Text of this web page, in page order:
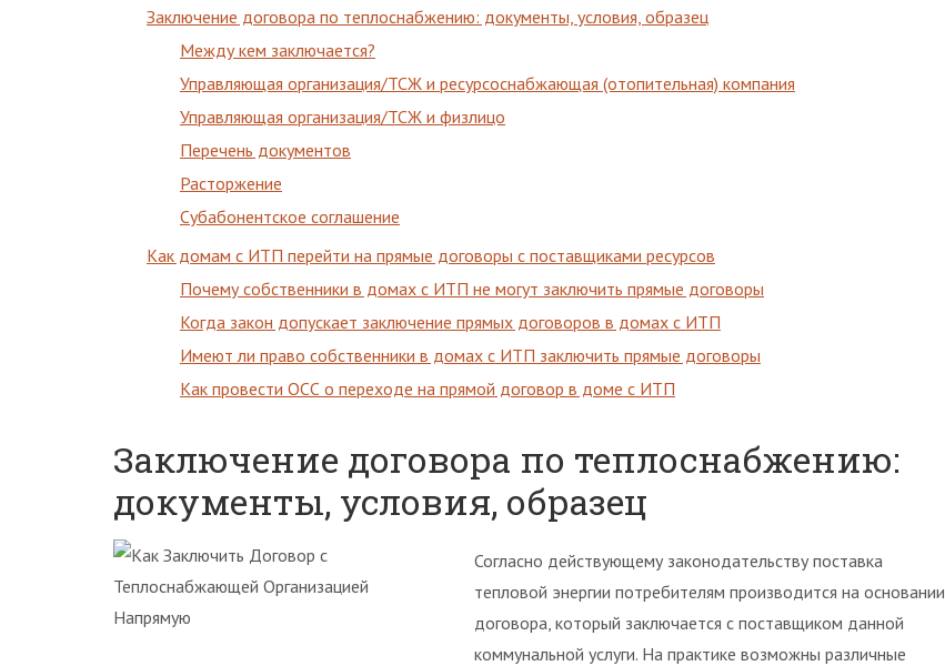
Заключение договора по теплоснабжению: документы, условия, образец
Между кем заключается?
Управляющая организация/ТСЖ и ресурсоснабжающая (отопительная) компания
Управляющая организация/ТСЖ и физлицо
Перечень документов
Расторжение
Субабонентское соглашение
Как домам с ИТП перейти на прямые договоры с поставщиками ресурсов
Почему собственники в домах с ИТП не могут заключить прямые договоры
Когда закон допускает заключение прямых договоров в домах с ИТП
Имеют ли право собственники в домах с ИТП заключить прямые договоры
Как провести ОСС о переходе на прямой договор в доме с ИТП
Заключение договора по теплоснабжению:
документы, условия, образец
Согласно действующему законодательству поставка
тепловой энергии потребителям производится на основании
договора, который заключается с поставщиком данной
коммунальной услуги. На практике возможны различные